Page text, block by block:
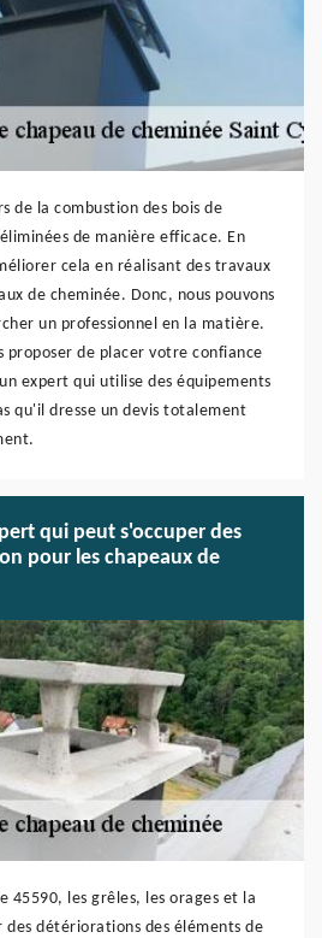
de la combustion des bois de
de manière efficace. En
cela en réalisant des travaux
de cheminée. Donc, nous pouvons
un professionnel en la matière.
proposer de placer votre confiance
expert qui utilise des équipements
qu'il dresse un devis totalement
qui peut s'occuper des
pour les chapeaux de
45590, les grêles, les orages et la
détériorations des éléments de